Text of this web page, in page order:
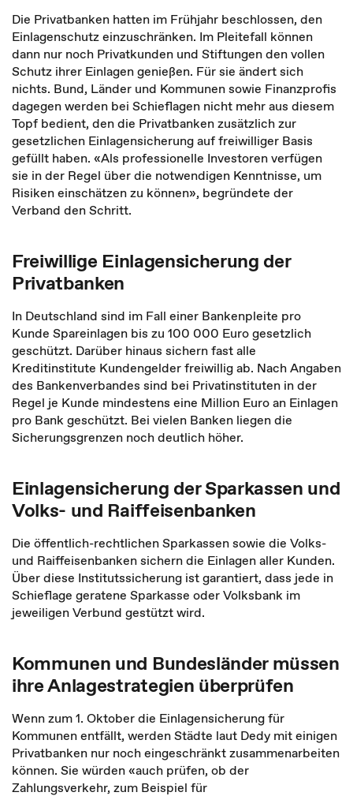
Die Privatbanken hatten im Frühjahr beschlossen, den
Einlagenschutz einzuschränken. Im Pleitefall können
dann nur noch Privatkunden und Stiftungen den vollen
Schutz ihrer Einlagen genießen. Für sie ändert sich
nichts. Bund, Länder und Kommunen sowie Finanzprofis
dagegen werden bei Schieflagen nicht mehr aus diesem
Topf bedient, den die Privatbanken zusätzlich zur
gesetzlichen Einlagensicherung auf freiwilliger Basis
gefüllt haben. «Als professionelle Investoren verfügen
sie in der Regel über die notwendigen Kenntnisse, um
Risiken einschätzen zu können», begründete der
Verband den Schritt.
Freiwillige Einlagensicherung der
Privatbanken
In Deutschland sind im Fall einer Bankenpleite pro
Kunde Spareinlagen bis zu 100 000 Euro gesetzlich
geschützt. Darüber hinaus sichern fast alle
Kreditinstitute Kundengelder freiwillig ab. Nach Angaben
des Bankenverbandes sind bei Privatinstituten in der
Regel je Kunde mindestens eine Million Euro an Einlagen
pro Bank geschützt. Bei vielen Banken liegen die
Sicherungsgrenzen noch deutlich höher.
Einlagensicherung der Sparkassen und
Volks- und Raiffeisenbanken
Die öffentlich-rechtlichen Sparkassen sowie die Volks-
und Raiffeisenbanken sichern die Einlagen aller Kunden.
Über diese Institutssicherung ist garantiert, dass jede in
Schieflage geratene Sparkasse oder Volksbank im
jeweiligen Verbund gestützt wird.
Kommunen und Bundesländer müssen
ihre Anlagestrategien überprüfen
Wenn zum 1. Oktober die Einlagensicherung für
Kommunen entfällt, werden Städte laut Dedy mit einigen
Privatbanken nur noch eingeschränkt zusammenarbeiten
können. Sie würden «auch prüfen, ob der
Zahlungsverkehr, zum Beispiel für